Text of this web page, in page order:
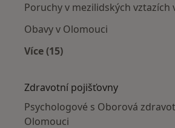
Poruchy v mezilidských vztazích
Obavy v Olomouci
Více (15)
Zdravotní pojišťovny
Psychologové s Oborová
Olomouci